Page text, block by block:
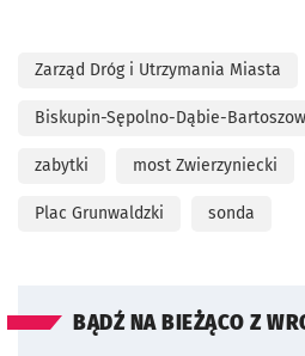
Zarząd Dróg i Utrzymania Miasta
Biskupin-Sępolno-Dąbie-
zabytki most Zwierzyniecki
Plac Grunwaldzki sonda
BĄDŹ NA BIEŻĄCO Z